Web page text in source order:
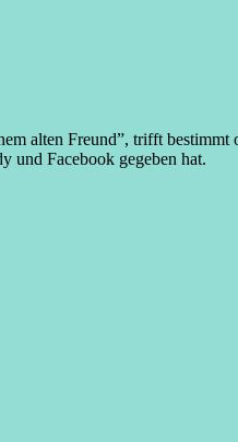
alten Freund”, trifft
und Facebook gegeben hat.